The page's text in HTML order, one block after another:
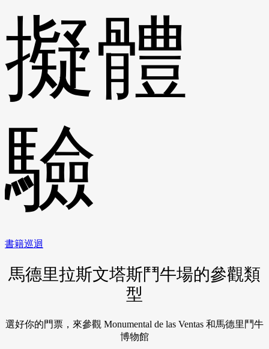
擬體
驗
書籍巡迴
馬德里拉斯文塔斯鬥牛場的參觀類
型
選好你的門票，來參觀 Monumental de las Ventas 和馬德里鬥牛
博物館